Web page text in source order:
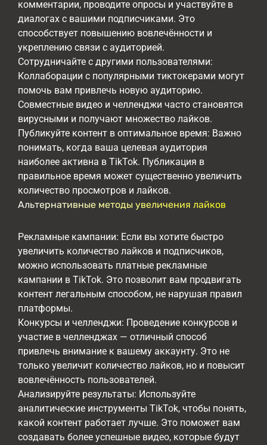
комментарии, проводите опросы и участвуйте в
диалогах с вашими подписчиками. Это
способствует повышению вовлечённости и
укреплению связи с аудиторией.
Сотрудничайте с другими пользователями:
Коллаборации с популярными тиктокерами могут
помочь вам привлечь новую аудиторию.
Совместные видео и челленджи часто становятся
вирусными и получают множество лайков.
Публикуйте контент в оптимальное время: Важно
понимать, когда ваша целевая аудитория
наиболее активна в TikTok. Публикация в
правильное время может существенно увеличить
количество просмотров и лайков.
Альтернативные методы увеличения лайков
Рекламные кампании: Если вы хотите быстро
увеличить количество лайков и подписчиков,
можно использовать платные рекламные
кампании в TikTok. Это позволит вам продвигать
контент легальным способом, не нарушая правил
платформы.
Конкурсы и челленджи: Проведение конкурсов и
участие в челленджах — отличный способ
привлечь внимание к вашему аккаунту. Это не
только увеличит количество лайков, но и повысит
вовлечённость пользователей.
Анализируйте результаты: Используйте
аналитические инструменты TikTok, чтобы понять,
какой контент работает лучше. Это поможет вам
создавать более успешные видео, которые будут